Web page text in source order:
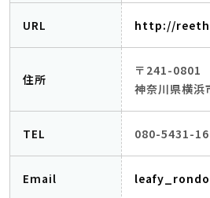
URL http://
住所
〒241-0801
神奈川県横
TEL 080-5431-
Email